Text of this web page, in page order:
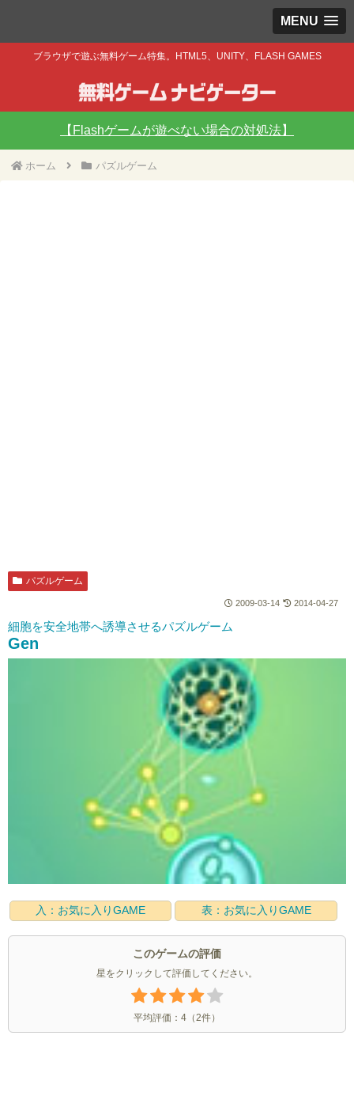
MENU
ブラウザで遊ぶ無料ゲーム特集。HTML5、UNITY、FLASH GAMES
【Flashゲームが遊べない場合の対処法】
ホーム パズルゲーム
パズルゲーム
2009-03-14 2014-04-27
細胞を安全地帯へ誘導させるパズルゲーム
Gen
入：お気に入りGAME 表：お気に入りGAME
このゲームの評価
星をクリックして評価してください。
平均評価： 4 （2件）